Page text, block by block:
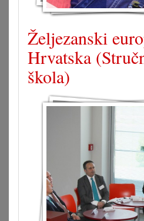
Željezanski
Hrvatska
škola)